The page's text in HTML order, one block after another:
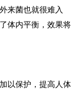
来菌也就很难入
体内平衡，效果将
以保护，提高人体